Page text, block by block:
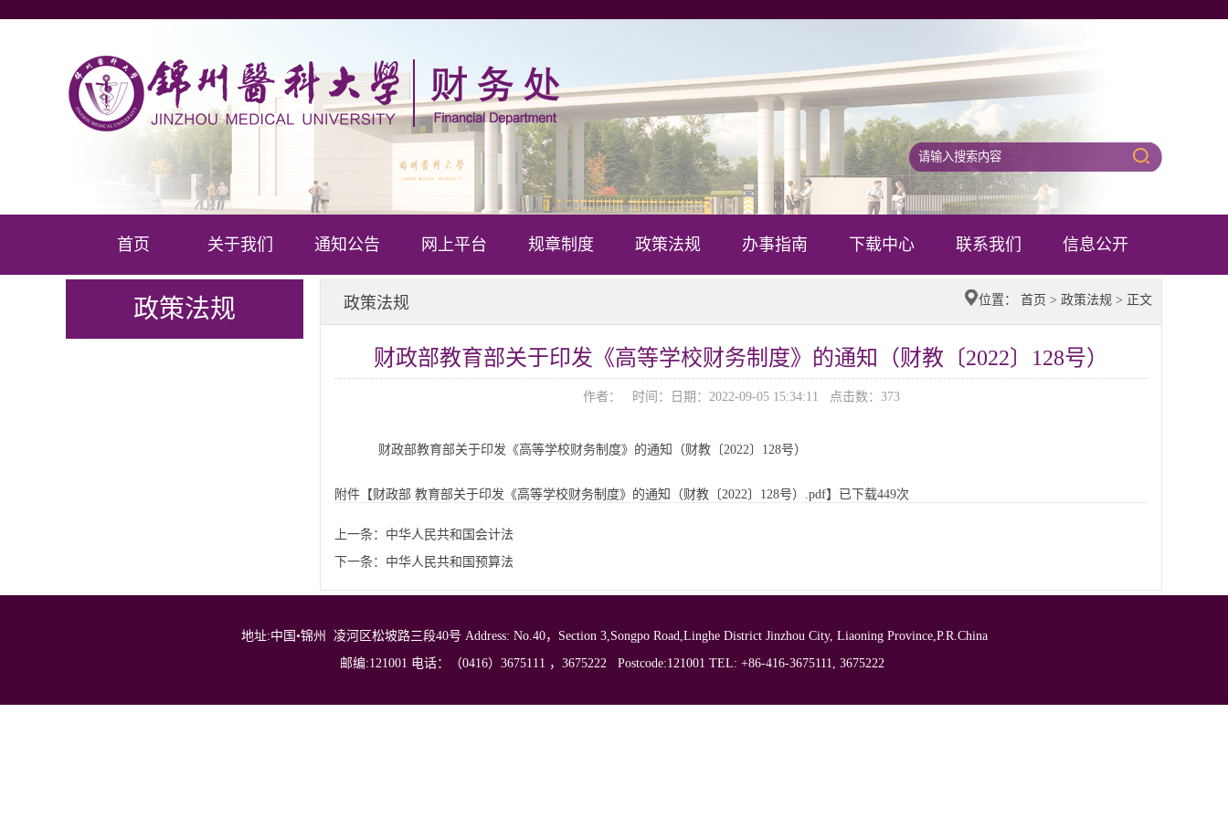
首页 关于我们 通知公告 网上平台 规章制度 政策法规 办事指南 下载中心 联系我们 信息公开
政策法规 政策法规 位置： 首页 > 政策法规 > 正文
财政部教育部关于印发《高等学校财务制度》的通知（财教〔2022〕128号）
作者： 时间：日期：2022-09-05 15:34:11 点击数： 373
财政部教育部关于印发《高等学校财务制度》的通知（财教〔2022〕128号）
附件【财政部 教育部关于印发《高等学校财务制度》的通知（财教〔2022〕128号）.pdf】已下载449次
上一条： 中华人民共和国会计法
下一条： 中华人民共和国预算法
地址:中国•锦州 凌河区松坡路三段40号 Address: No.40，Section 3,Songpo Road,Linghe District Jinzhou City, Liaoning Province,P.R.China
邮编:121001 电话：（0416）3675111 ，3675222 Postcode:121001 TEL: +86-416-3675111, 3675222